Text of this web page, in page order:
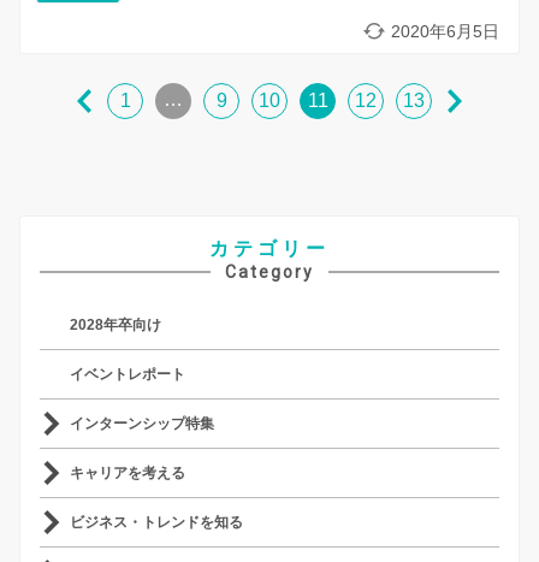
2020年6月5日
1 … 9 10 11 12 13
カテゴリー
Category
2028年卒向け
イベントレポート
インターンシップ特集
キャリアを考える
ビジネス・トレンドを知る